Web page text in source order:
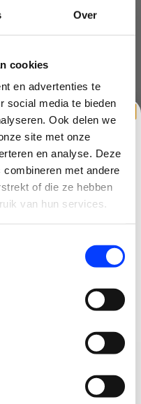
Over
cookies
en advertenties te
social media te bieden
Ook delen we
site met onze
en analyse. Deze
met andere
of die ze hebben
van hun services.
NIEUWSBRIEF
JE EERSTE